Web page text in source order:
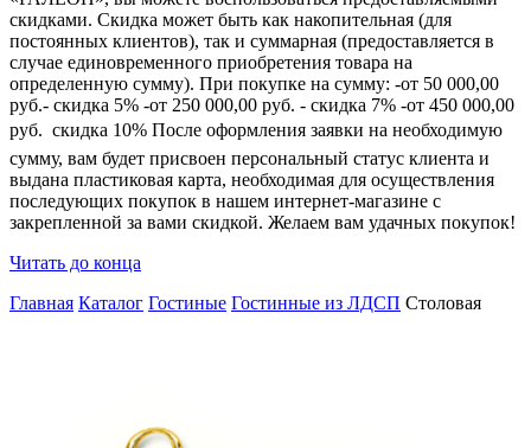
скидками. Скидка может быть как накопительная (для
постоянных клиентов), так и суммарная (предоставляется в
случае единовременного приобретения товара на
определенную сумму). При покупке на сумму: -от 50 000,00
руб.- скидка 5% -от 250 000,00 руб. - скидка 7% -от 450 000,00
руб.  скидка 10% После оформления заявки на необходимую
сумму, вам будет присвоен персональный статус клиента и
выдана пластиковая карта, необходимая для осуществления
последующих покупок в нашем интернет-магазине с
закрепленной за вами скидкой. Желаем вам удачных покупок!
Читать до конца
Главная Каталог Гостиные Гостинные из ЛДСП Столовая